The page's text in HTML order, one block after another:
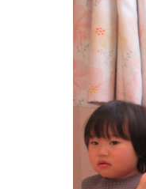
安⼼・安全対策
課外教室
理事長のことば
グループ施
関係先リンク